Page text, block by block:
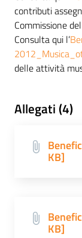
contributi
Commissione
Consulta qui l’
delle attività
Allegati (4)
KB]
KB]